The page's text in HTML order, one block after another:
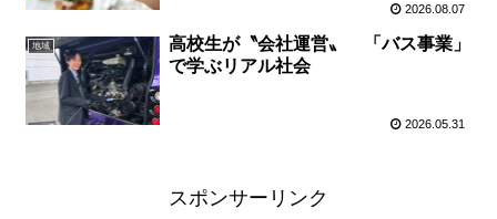
2026.08.07
地域
高校生が〝会社運営〟 「バス事業」
で学ぶリアル社会
2026.05.31
スポンサーリンク